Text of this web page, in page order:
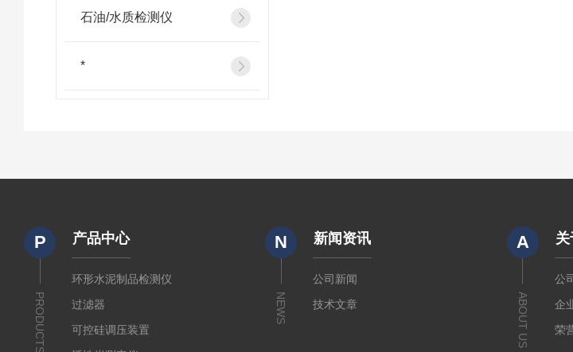
石油/水质检测仪
*
P
PRODUCTS
产品中心
环形水泥制品检测仪
过滤器
可控硅调压装置
N
NEWS
新闻资讯
公司新闻
技术文章
A
ABOUT US
关
公
企
荣